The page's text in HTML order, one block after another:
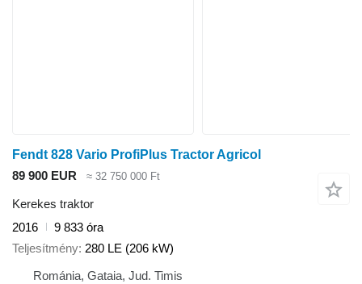
Fendt 828 Vario ProfiPlus Tractor Agricol
89 900 EUR
≈ 32 750 000 Ft
Kerekes traktor
2016
9 833 óra
Teljesítmény 280 LE (206 kW)
Románia, Gataia, Jud. Timis